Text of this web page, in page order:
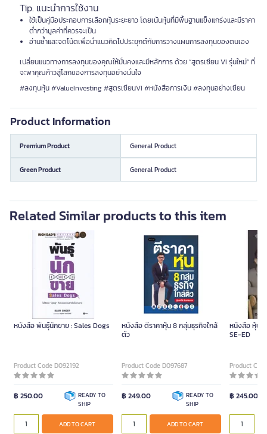
Tip. แนะนำการใช้งาน
ใช้เป็นคู่มือประกอบการเลือกหุ้นระยะยาว โดยเน้นหุ้นที่มีพื้นฐานแข็งแกร่งและมีราคา
ต่ำกว่ามูลค่าที่ควรจะเป็น
อ่านซ้ำและจดโน้ตเพื่อนำแนวคิดไปประยุกต์กับการวางแผนการลงทุนของตนเอง
เปลี่ยนแนวทางการลงทุนของคุณให้มั่นคงและมีหลักการ ด้วย “สูตรเซียน VI รุ่นใหม่” ที่
จะพาคุณก้าวสู่โลกของการลงทุนอย่างมั่นใจ
#ลงทุนหุ้น #ValueInvesting #สูตรเซียนVI #หนังสือการเงิน #ลงทุนอย่างเซียน
Product Information
Premium Product General Product
Green Product General Product
Related Similar products to this item
หนังสือ พันธุ์นักขาย : Sales Dogs
Product Code D092192
฿ 250.00
READY TO
SHIP
ADD TO CART
หนังสือ ตีราคาหุ้น 8 กลุ่มธุรกิจใกล้
ตัว
Product Code D097687
฿ 249.00
READY TO
SHIP
ADD TO CART
หนังสือ หุ้นเ
SE-ED
Product
฿ 245.00